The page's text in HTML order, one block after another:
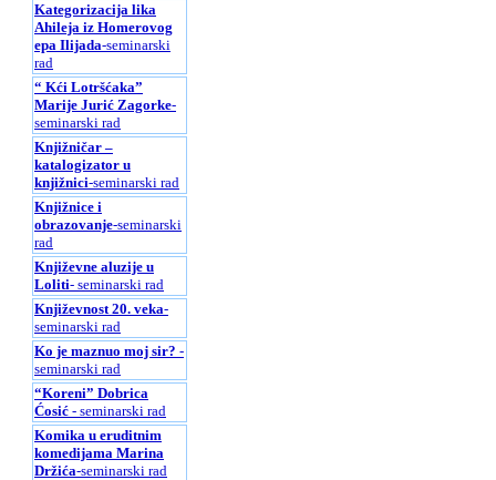
Kategorizacija lika
Ahileja iz Homerovog
epa Ilijada-seminarski
rad
“ Kći Lotršćaka”
Marije Jurić Zagorke-
seminarski rad
Knjižničar –
katalogizator u
knjižnici-seminarski rad
Knjižnice i
obrazovanje-seminarski
rad
Književne aluzije u
Loliti- seminarski rad
Književnost 20. veka-
seminarski rad
Ko je maznuo moj sir? -
seminarski rad
“Koreni” Dobrica
Ćosić - seminarski rad
Komika u eruditnim
komedijama Marina
Držića-seminarski rad